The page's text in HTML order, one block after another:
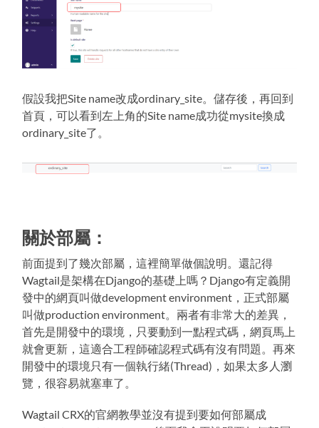
假設我把Site name改成ordinary_site。儲存後，再回到
首頁，可以看到左上角的Site name成功從mysite換成
ordinary_site了。
關於部屬：
前面提到了幾次部屬，這裡簡單做個說明。還記得
Wagtail是架構在Django的基礎上嗎？Django有定義開
發中的網頁叫做development environment，正式部屬
叫做production environment。兩者有非常大的差異，
首先是開發中的環境，只要動到一點程式碼，網頁馬上
就會更新，這適合工程師確認程式碼有沒有問題。再來
開發中的環境只有一個執行緒(Thread)，如果太多人瀏
覽，很容易就塞車了。
Wagtail CRX的官網教學並沒有提到要如何部屬成